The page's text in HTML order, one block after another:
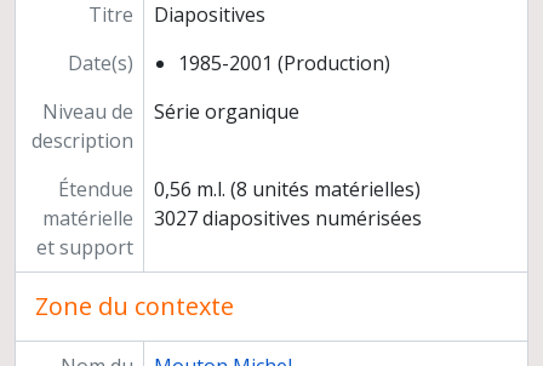
Titre
Diapositives
Date(s)
1985-2001 (Production)
Niveau de
description
Série organique
Étendue
matérielle
et support
0,56 m.l. (8 unités matérielles)
3027 diapositives numérisées
Zone du contexte